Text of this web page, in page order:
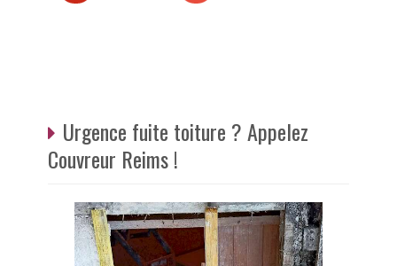
Urgence fuite toiture ? Appelez
Couvreur Reims !